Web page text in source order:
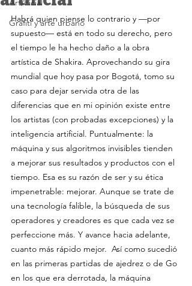
Art/Ficial
Grafiti y arte urbano
Habrá quien piense lo contrario y —por
supuesto— está en todo su derecho, pero
el tiempo le ha hecho daño a la obra
artística de Shakira. Aprovechando su gira
mundial que hoy pasa por Bogotá, tomo su
caso para dejar servida otra de las
diferencias que en mi opinión existe entre
los artistas (con probadas excepciones) y la
inteligencia artificial. Puntualmente: la
máquina y sus algoritmos invisibles tienden
a mejorar sus resultados y productos con el
tiempo. Esa es su razón de ser y su ética
impenetrable: mejorar. Aunque se trate de
una tecnología falible, la búsqueda de sus
operadores y creadores es que cada vez se
perfeccione más. Y avance hacia adelante,
cuanto más rápido mejor.  Así como sucedió
en las primeras partidas de ajedrez o de Go
en los que era derrotada, la máquina